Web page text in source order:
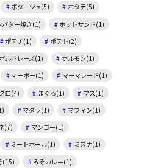
ポタージュ(5)
ホタテ(5)
バター焼き(1)
ホットサンド(1)
ポテチ(1)
ポテト(2)
ボルドレーズ(1)
ホルモン(1)
マーボー(1)
マーマレード(1)
ロ(4) まぐろ(1)
マス(1)
マダラ(1)
マフィン(1)
(7)
マンゴー(1)
ミートボール(1)
ミズナ(1)
(15)
みそカレー(1)